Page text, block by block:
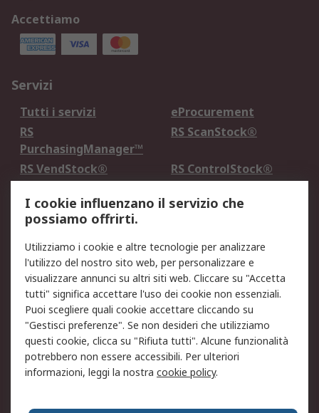
Accettiamo
Servizi
Tutti i servizi
eProcurement
RS
PurchasingManager™
RS ScanStock®
RS VendStock®
RS ControlStock®
Legale
Informativa Cookie
Informativa Privacy -
Aggiornata
Email Security
Termini d'uso
Condizioni di vendita
Condizioni generali di
servizio
Etica e responsabilità
Chi Siamo
Chi Siamo Contattaci
I cookie influenzano il servizio che
possiamo offrirti.
Utilizziamo i cookie e altre tecnologie per analizzare
l'utilizzo del nostro sito web, per personalizzare e
visualizzare annunci su altri siti web. Cliccare su "Accetta
tutti" significa accettare l'uso dei cookie non essenziali.
Puoi scegliere quali cookie accettare cliccando su
"Gestisci preferenze". Se non desideri che utilizziamo
questi cookie, clicca su "Rifiuta tutti". Alcune funzionalità
potrebbero non essere accessibili. Per ulteriori
informazioni, leggi la nostra cookie policy.